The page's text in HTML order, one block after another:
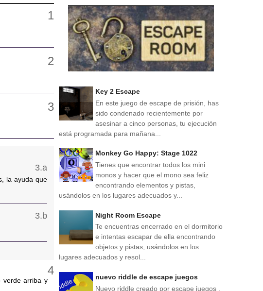
la ayuda que
verde arriba y
Key 2 Escape
En este juego de escape de prisión, has
sido condenado recientemente por
asesinar a cinco personas, tu ejecución
está programada para mañana...
Monkey Go Happy: Stage 1022
Tienes que encontrar todos los mini
monos y hacer que el mono sea feliz
encontrando elementos y pistas,
usándolos en los lugares adecuados y...
Night Room Escape
Te encuentras encerrado en el dormitorio
e intentas escapar de ella encontrando
objetos y pistas, usándolos en los
lugares adecuados y resol...
nuevo riddle de escape juegos
Nuevo riddle creado por escape juegos .